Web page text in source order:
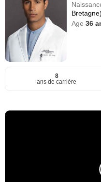
Bretagne)
Age36
8
ans de carrière